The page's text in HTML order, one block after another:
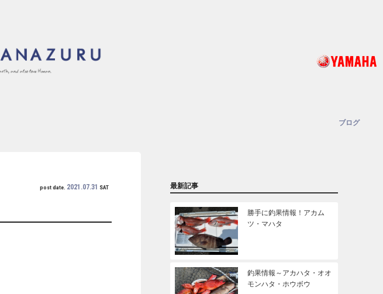
ブログ
post date. 2021.07.31 SAT 最新記事
勝手に釣果情報！アカム
ツ・マハタ
釣果情報～アカハタ・オオ
モンハタ・ホウボウ